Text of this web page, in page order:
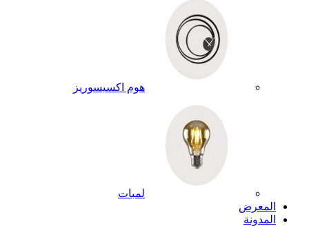
هوم اكسيسوريز
لمبات
المعرض
المدونة